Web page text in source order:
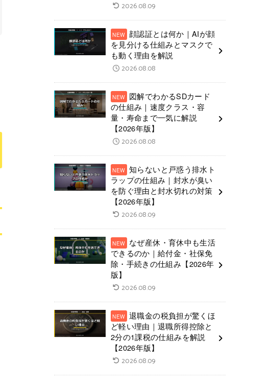
2026.08.09
顔認証とは何か｜AIが顔
を見分ける仕組みとマスクで
も動く理由を解説
2026.08.08
図解でわかるSDカード
の仕組み｜速度クラス・容
量・寿命まで一気に解説
【2026年版】
2026.08.08
知らないと戸惑う排水ト
ラップの仕組み｜封水が臭い
を防ぐ理由と封水切れの対策
【2026年版】
2026.08.09
なぜ産休・育休中も生活
できるのか｜給付金・社保免
除・手続きの仕組み【2026年
版】
2026.08.09
退職金の税負担が驚くほ
ど軽い理由｜退職所得控除と
2分の1課税の仕組みを解説
【2026年版】
2026.08.09